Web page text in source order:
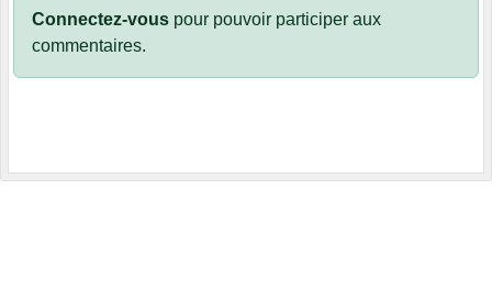
Connectez-vous pour pouvoir participer aux
commentaires.